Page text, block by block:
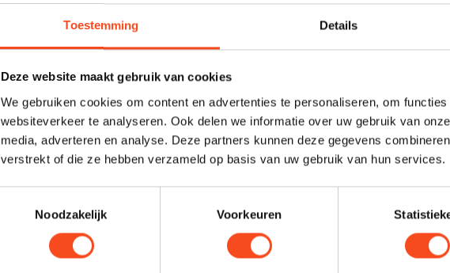
Toestemming Details
Deze website maakt gebruik van cookies
We gebruiken cookies om content en advertenties te personaliseren, om
websiteverkeer te analyseren. Ook delen we informatie over uw gebruik van
media, adverteren en analyse. Deze partners kunnen deze gegevens
verstrekt of die ze hebben verzameld op basis van uw gebruik van hun services.
Noodzakelijk
Voorkeuren
Audio Technica
Audio Technica AT33xMLD
€699,00 Niet op voorraad